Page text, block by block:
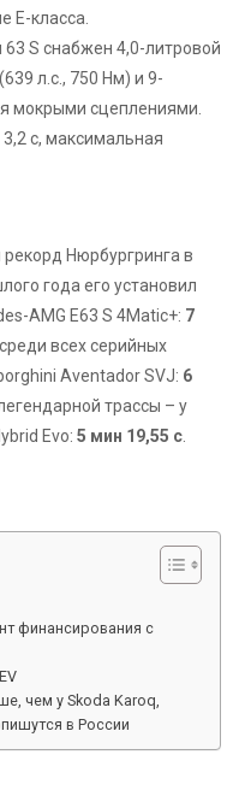
Е-класса.
S снабжен 4,0-литровой
л.с., 750 Нм) и 9-
мокрыми сцеплениями.
с, максимальная
Нюрбургринга в
года его установил
AMG E63 S 4Matic+: 7
всех серийных
Aventador SVJ: 6
трассы – у
Evo: 5 мин 19,55 с.
финансирования с
чем у Skoda Karoq,
в России